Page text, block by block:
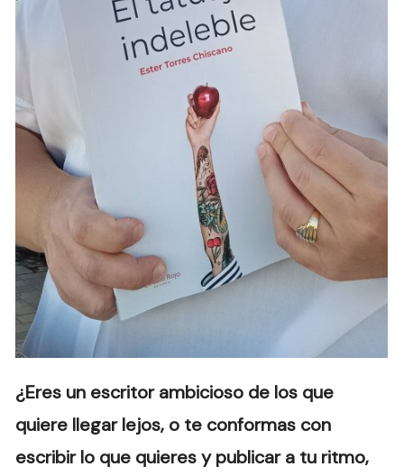
¿Eres un escritor ambicioso de los que
quiere llegar lejos, o te conformas con
escribir lo que quieres y publicar a tu ritmo,